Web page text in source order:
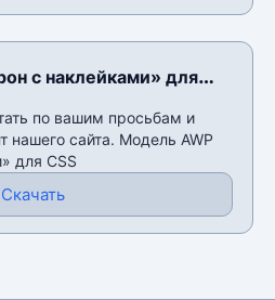
с наклейками» для
по вашим просьбам и
нашего сайта. Модель AWP
для CSS
Скачать